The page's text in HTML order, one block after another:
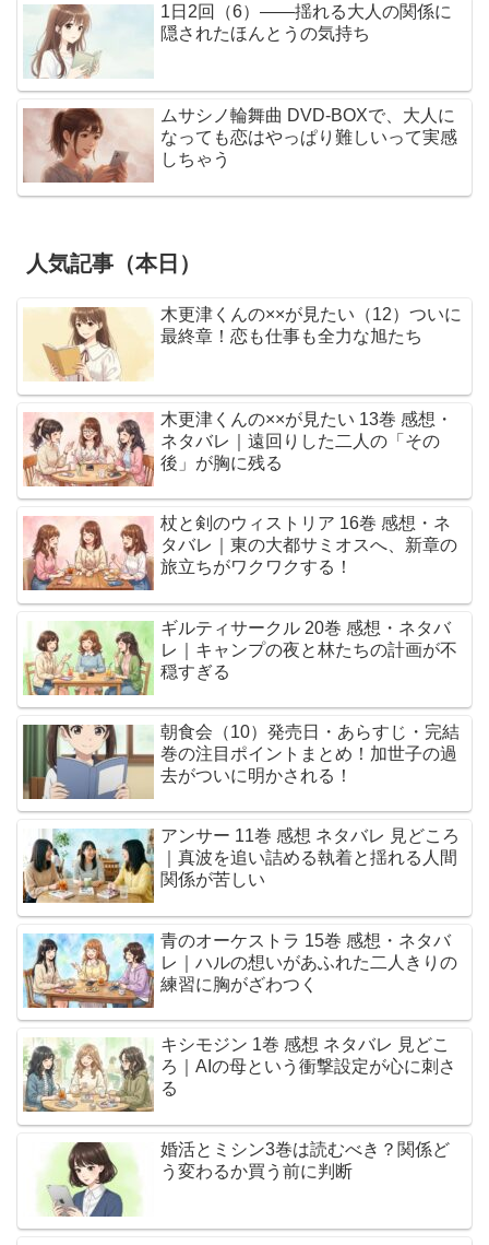
1日2回（6）――揺れる大人の関係に
隠されたほんとうの気持ち
ムサシノ輪舞曲 DVD-BOXで、大人に
なっても恋はやっぱり難しいって実感
しちゃう
人気記事（本日）
木更津くんの××が見たい（12）ついに
最終章！恋も仕事も全力な旭たち
木更津くんの××が見たい 13巻 感想・
ネタバレ｜遠回りした二人の「その
後」が胸に残る
杖と剣のウィストリア 16巻 感想・ネ
タバレ｜東の大都サミオスへ、新章の
旅立ちがワクワクする！
ギルティサークル 20巻 感想・ネタバ
レ｜キャンプの夜と林たちの計画が不
穏すぎる
朝食会（10）発売日・あらすじ・完結
巻の注目ポイントまとめ！加世子の過
去がついに明かされる！
アンサー 11巻 感想 ネタバレ 見どころ
｜真波を追い詰める執着と揺れる人間
関係が苦しい
青のオーケストラ 15巻 感想・ネタバ
レ｜ハルの想いがあふれた二人きりの
練習に胸がざわつく
キシモジン 1巻 感想 ネタバレ 見どこ
ろ｜AIの母という衝撃設定が心に刺さ
る
婚活とミシン3巻は読むべき？関係ど
う変わるか買う前に判断